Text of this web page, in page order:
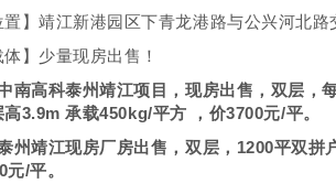
置】靖江新港园区下青龙港路与公兴河北路
体】少量现房出售！
南高科泰州靖江项目，现房出售，双层
高3.9m 承载450kg/平方 ，价3700元/平。
州靖江现房厂房出售，双层，1200平双
元/平。